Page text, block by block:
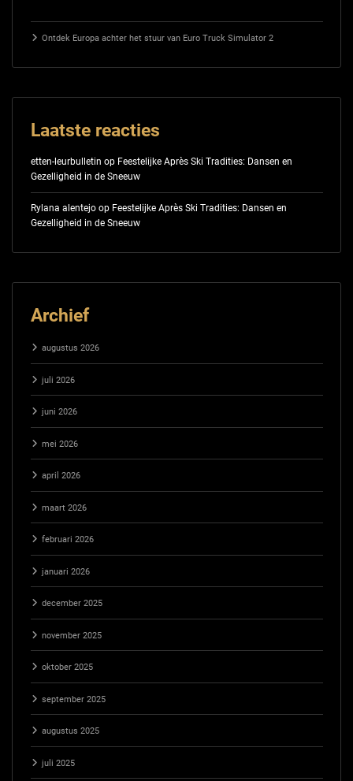
Ontdek Europa achter het stuur van Euro Truck Simulator 2
Laatste reacties
etten-leurbulletin op Feestelijke Après Ski Tradities: Dansen en
Gezelligheid in de Sneeuw
Rylana alentejoop Feestelijke Après Ski Tradities: Dansen en
Gezelligheid in de Sneeuw
Archief
augustus 2026
juli 2026
juni 2026
mei 2026
april 2026
maart 2026
februari 2026
januari 2026
december 2025
november 2025
oktober 2025
september 2025
augustus 2025
juli 2025